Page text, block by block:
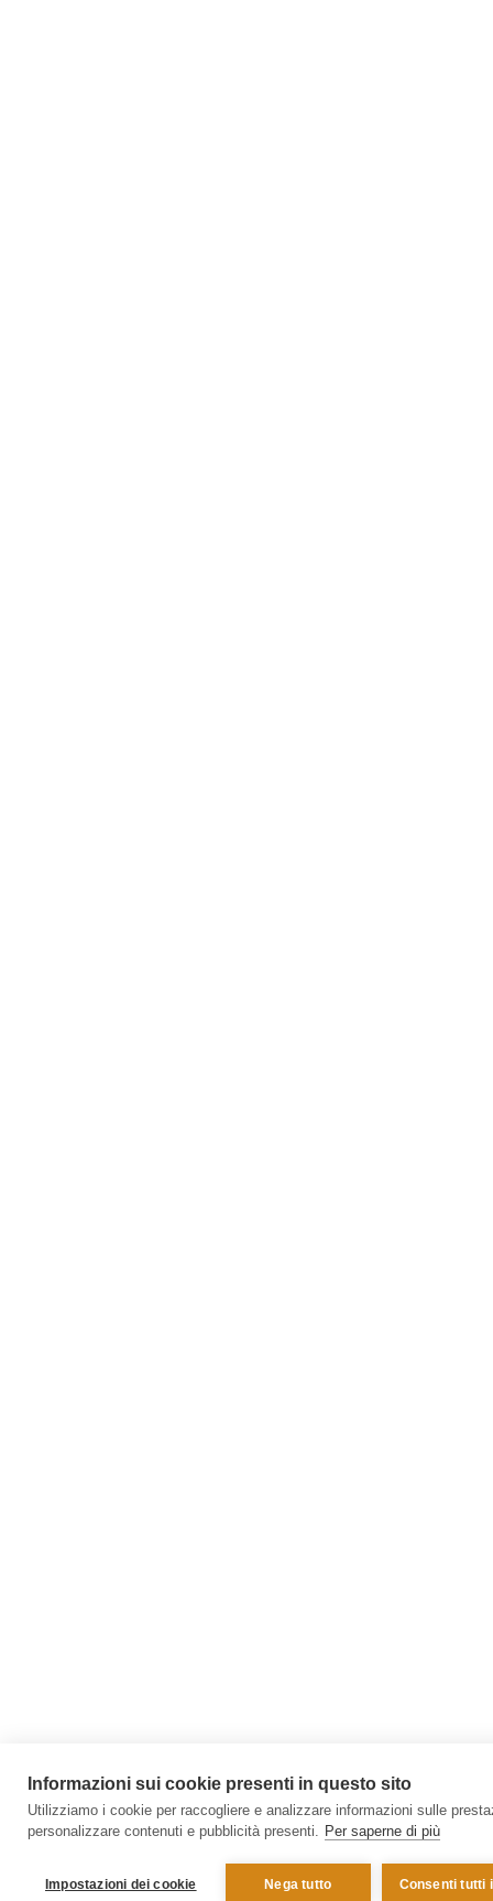
Informazioni sui cookie presenti in questo sito
Utilizziamo i cookie per raccogliere e analizzare informazioni sulle
personalizzare contenuti e pubblicità presenti. Per saperne di più
Impostazioni dei cookie Nega tutto Consenti tutti